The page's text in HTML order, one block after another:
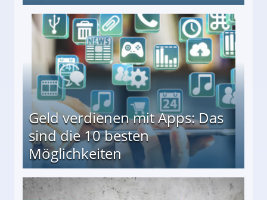
↻ Täglich neue Produkttests
Geld verdienen mit Apps: Das
sind die 10 besten
Möglichkeiten
besten Möglichkeiten